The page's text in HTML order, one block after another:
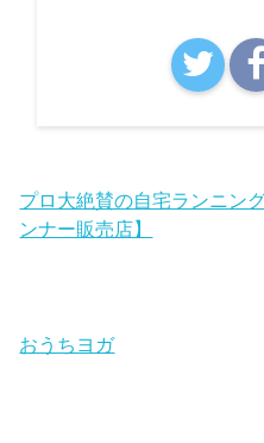
プロ大絶賛の自宅ランニン
ンナー販売店】
おうちヨガ